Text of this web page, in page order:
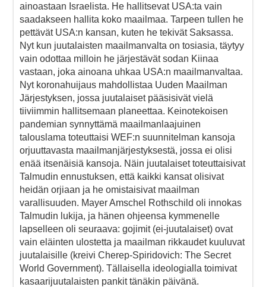
ainoastaan Israelista. He hallitsevat USA:ta vain
saadakseen hallita koko maailmaa. Tarpeen tullen he
pettävät USA:n kansan, kuten he tekivät Saksassa.
Nyt kun juutalaisten maailmanvalta on tosiasia, täytyy
vain odottaa milloin he järjestävät sodan Kiinaa
vastaan, joka ainoana uhkaa USA:n maailmanvaltaa.
Nyt koronahuijaus mahdollistaa Uuden Maailman
Järjestyksen, jossa juutalaiset pääsisivät vielä
tiiviimmin hallitsemaan planeettaa. Keinotekoisen
pandemian synnyttämä maailmanlaajuinen
talouslama toteuttaisi WEF:n suunnitelman kansoja
orjuuttavasta maailmanjärjestyksestä, jossa ei olisi
enää itsenäisiä kansoja. Näin juutalaiset toteuttaisivat
Talmudin ennustuksen, että kaikki kansat olisivat
heidän orjiaan ja he omistaisivat maailman
varallisuuden. Mayer Amschel Rothschild oli innokas
Talmudin lukija, ja hänen ohjeensa kymmenelle
lapselleen oli seuraava: gojimit (ei-juutalaiset) ovat
vain eläinten ulostetta ja maailman rikkaudet kuuluvat
juutalaisille (kreivi Cherep-Spiridovich: The Secret
World Government). Tällaisella ideologialla toimivat
kasaarijuutalaisten pankit tänäkin päivänä.